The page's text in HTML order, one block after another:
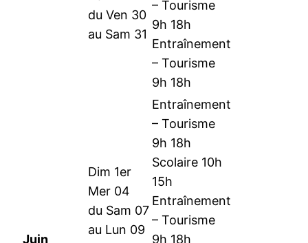
du Ven 30
au Sam 31
– Tourisme
9h 18h
Entraînement
– Tourisme
9h 18h
Juin
Dim 1er
Mer 04
du Sam 07
au Lun 09
Entraînement
– Tourisme
9h 18h
Scolaire 10h
15h
Entraînement
– Tourisme
9h 18h